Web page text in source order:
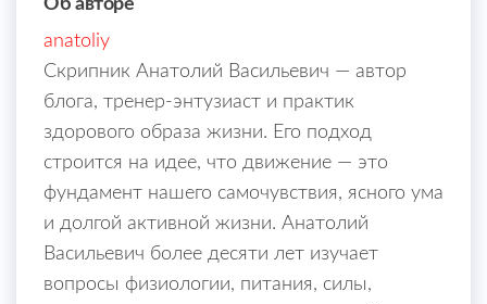
Об авторе
anatoliy
Скрипник Анатолий Васильевич — автор
блога, тренер-энтузиаст и практик
здорового образа жизни. Его подход
строится на идее, что движение — это
фундамент нашего самочувствия, ясного ума
и долгой активной жизни. Анатолий
Васильевич более десяти лет изучает
вопросы физиологии, питания, силы,